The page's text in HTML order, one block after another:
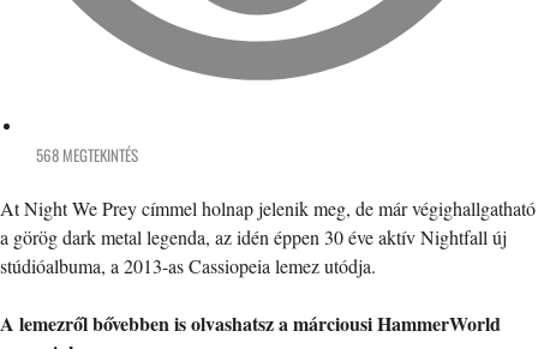
568 MEGTEKINTÉS
At Night We Prey címmel holnap jelenik meg, de már végighallgatható
a görög dark metal legenda, az idén éppen 30 éve aktív Nightfall új
stúdióalbuma, a 2013-as Cassiopeia lemez utódja.
A lemezről bővebben is olvashatsz a márciousi HammerWorld